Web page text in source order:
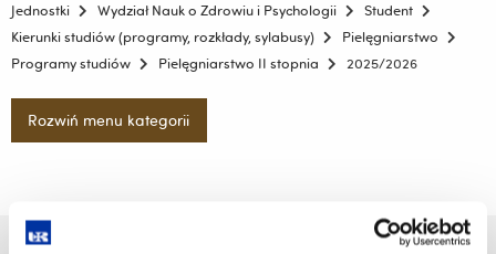
Jednostki
Wydział Nauk o Zdrowiu i Psychologii
Student
Kierunki studiów (programy, rozkłady, sylabusy)
Pielęgniarstwo
Programy studiów
Pielęgniarstwo II stopnia 2025/2026
Rozwiń menu kategorii